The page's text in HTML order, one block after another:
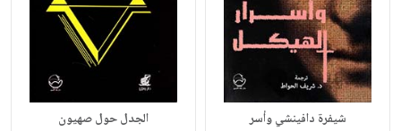
شيفرة دافينشي وأسر الجدل حول صهيون